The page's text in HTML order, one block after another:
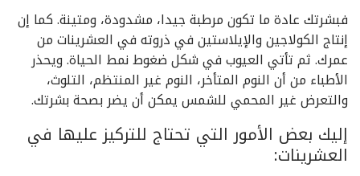
فبشرتك عادة ما تكون مرطبة جيدا، مشدودة، ومتينة. كما إن
إنتاج الكولاجين والإيلاستين في ذروته في العشرينات من
عمرك. ثم تأتي العيوب في شكل ضغوط نمط الحياة. ويحذر
الأطباء من أن النوم المتأخر، النوم غير المنتظم، التلوث،
والتعرض غير المحمي للشمس يمكن أن يضر بصحة بشرتك.
إليك بعض الأمور التي تحتاج للتركيز عليها في
العشرينات: